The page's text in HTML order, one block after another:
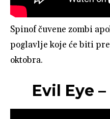
Spinof čuvene zombi
poglavlje koje će biti
oktobra.
Evil Eye